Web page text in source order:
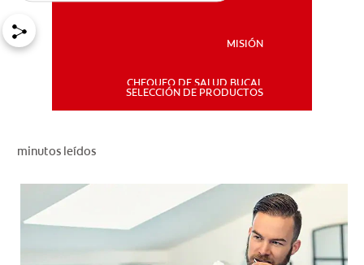
PARA PROFESIONALES
MISIÓN
CHEQUEO DE SALUD BUCAL
SELECCIÓN DE PRODUCTOS
minutos leídos